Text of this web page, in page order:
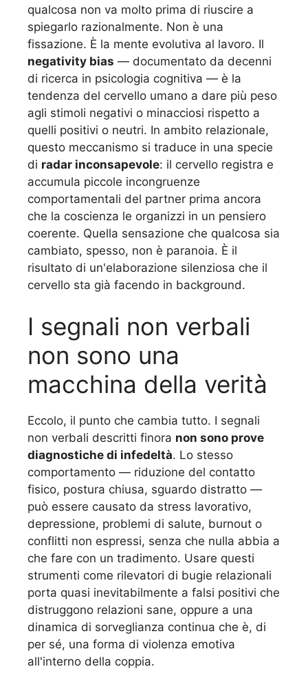
qualcosa non va molto prima di riuscire a
spiegarlo razionalmente. Non è una
fissazione. È la mente evolutiva al lavoro. Il
negativity bias — documentato da decenni
di ricerca in psicologia cognitiva — è la
tendenza del cervello umano a dare più peso
agli stimoli negativi o minacciosi rispetto a
quelli positivi o neutri. In ambito relazionale,
questo meccanismo si traduce in una specie
di radar inconsapevole: il cervello registra e
accumula piccole incongruenze
comportamentali del partner prima ancora
che la coscienza le organizzi in un pensiero
coerente. Quella sensazione che qualcosa sia
cambiato, spesso, non è paranoia. È il
risultato di un'elaborazione silenziosa che il
cervello sta già facendo in background.
I segnali non verbali
non sono una
macchina della verità
Eccolo, il punto che cambia tutto. I segnali
non verbali descritti finora non sono prove
diagnostiche di infedeltà. Lo stesso
comportamento — riduzione del contatto
fisico, postura chiusa, sguardo distratto —
può essere causato da stress lavorativo,
depressione, problemi di salute, burnout o
conflitti non espressi, senza che nulla abbia a
che fare con un tradimento. Usare questi
strumenti come rilevatori di bugie relazionali
porta quasi inevitabilmente a falsi positivi che
distruggono relazioni sane, oppure a una
dinamica di sorveglianza continua che è, di
per sé, una forma di violenza emotiva
all'interno della coppia.